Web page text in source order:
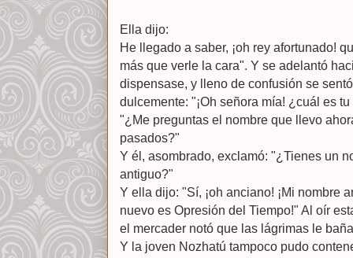
Ella dijo:
He llegado a saber, ¡oh rey afortunado!
más que verle la cara". Y se adelantó
dispensase, y lleno de confusión se
dulcemente: "¡Oh señora mía! ¿cuál es
"¿Me preguntas el nombre que llevo
pasados?"
Y él, asombrado, exclamó: "¿Tienes un
antiguo?"
Y ella dijo: "Sí, ¡oh anciano! ¡Mi nombre
nuevo es Opresión del Tiempo!" Al oír
el mercader notó que las lágrimas le
Y la joven Nozhatú tampoco pudo